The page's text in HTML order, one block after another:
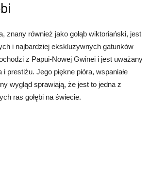
znany również jako gołąb wiktoriański, jest
i najbardziej ekskluzywnych gatunków
z Papui-Nowej Gwinei i jest uważany
prestiżu. Jego piękne pióra, wspaniałe
wygląd sprawiają, że jest to jedna z
ras gołębi na świecie.